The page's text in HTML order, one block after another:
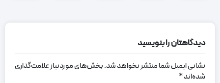
را شیک و
دیدگاهتان را بنویسید
نشانی ایمیل شما منتشر نخواهد شد.بخش‌های موردنیاز علامت‌گذاری
شده‌اند*